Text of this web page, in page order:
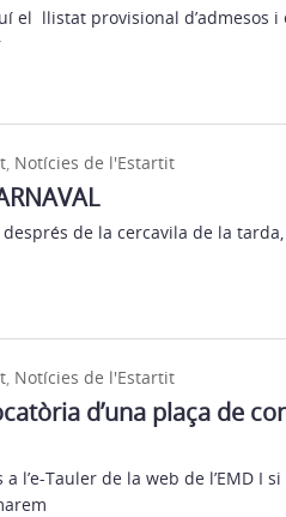
el llistat provisional d’admesos i
, Notícies de l'Estartit
de la cercavila de la
, Notícies de l'Estartit
d’una plaça de
a l’e-Tauler de la web de l’EMD I